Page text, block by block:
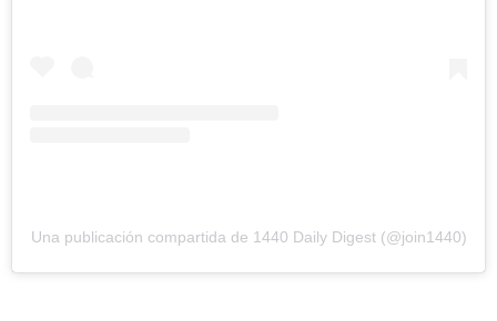
Una publicación compartida de 1440 Daily Digest (@join1440)